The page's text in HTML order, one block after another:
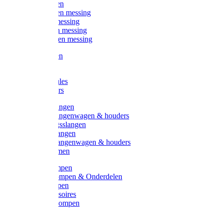
Kogelkranen
Koppelingen messing
Sproeiers messing
Tuinspuiten messing
Slangstukken messing
Handspuiten
Kunststoftules
Regenmeters
Overige slangen
Overige slangenwagen & houders
Beregeningsslangen
Gardena slangen
Gardena slangenwagen & houders
Slangklemmen
Leader pompen
Zwengelpompen & Onderdelen
Ebara pompen
Pompaccessoires
Excellent pompen